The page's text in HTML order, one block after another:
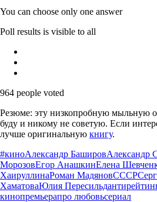
You can choose only one answer
Poll results is visible to all
964 people voted
Резюме: эту низкопробную мыльную
буду и никому не советую. Если
лучше оригинальную книгу.
#киноАлександр БашировАлександр
МорозовЕгор АнашкинЕлена
ХаируллинаРоман МадяновСССР
ХаматоваЮлия Пересильд
кинопремьерапро любовьсериал